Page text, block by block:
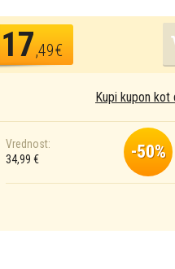
17,49€
Kupi kupon kot
Vrednost:
34,99 €
-50%